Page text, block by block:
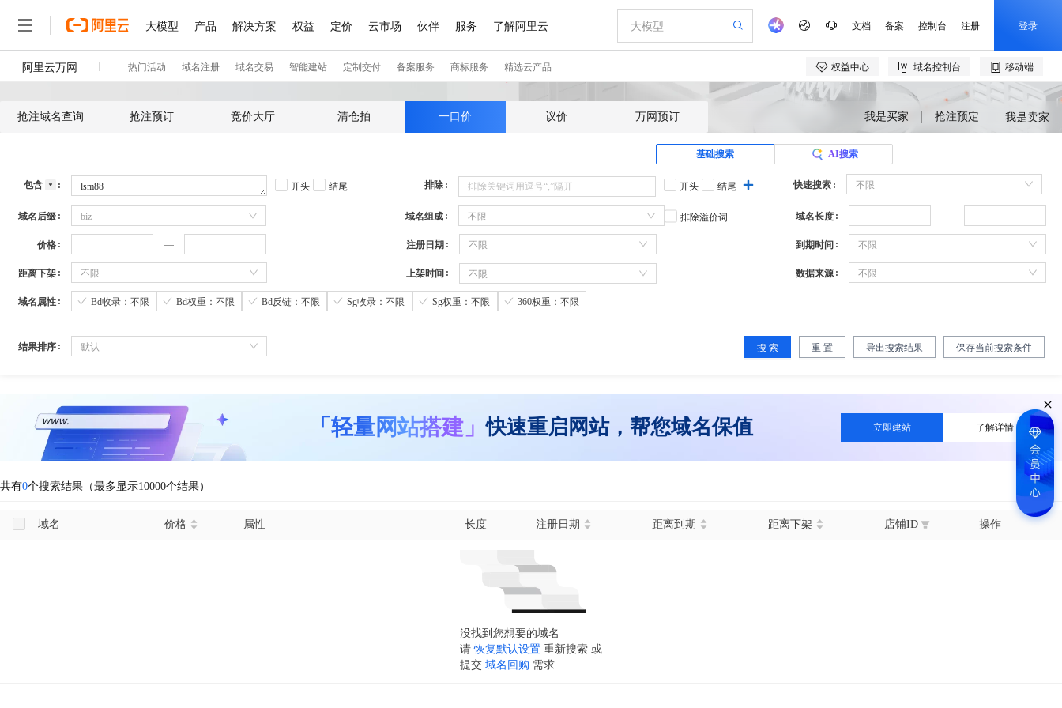
抢注域名查询 抢注预订 竞价大厅 清仓拍 一口价 议价 万网预订 我是买家 抢注预定 我是卖家
基础搜索 AI搜索
包含 开头 结尾 排除 开头 结尾 快速搜索 不限
域名后缀 biz 域名组成 不限 排除溢价词 域名长度
价格 注册日期 不限 到期时间 不限
距离下架 不限 上架时间 不限 数据来源 不限
域名属性 Bd收录：不限 Bd权重：不限 Bd反链：不限 Sg收录：不限 Sg权重：不限 360权重：不限
结果排序 默认 搜 索 重 置 导出搜索结果 保存当前搜索条件
「轻量网站搭建」快速重启网站，帮您域名保值 立即建站 了解详情
共有0个搜索结果（最多显示10000个结果）
域名 价格 属性 长度 注册日期 距离到期 距离下架 店铺ID 操作
没找到您想要的域名
请 恢复默认设置 重新搜索 或
提交 域名回购 需求